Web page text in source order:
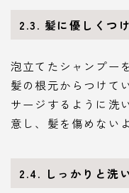
2.3. 髪に優しくつ
泡立てたシャンプー
髪の根元からつけて
サージするように洗
意し、髪を傷めない
2.4. しっかりと洗